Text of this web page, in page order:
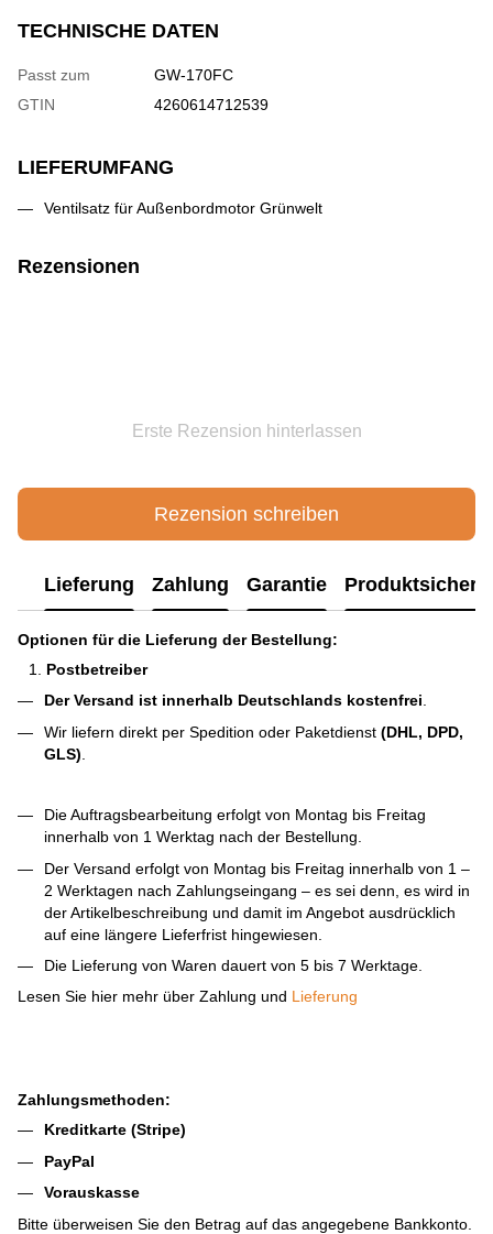
TECHNISCHE DATEN
Passt zum
GW-170FC
GTIN
4260614712539
LIEFERUMFANG
Ventilsatz für Außenbordmotor Grünwelt
Rezensionen
Erste Rezension hinterlassen
Rezension schreiben
Lieferung Zahlung Garantie
Optionen für die Lieferung der Bestellung:
Postbetreiber
Der Versand ist innerhalb Deutschlands kostenfrei.
Wir liefern direkt per Spedition oder Paketdienst (DHL, DPD,
GLS)
Die Auftragsbearbeitung erfolgt von Montag bis Freitag
innerhalb von 1 Werktag nach der Bestellung.
Der Versand erfolgt von Montag bis Freitag innerhalb von 1 –
2 Werktagen nach Zahlungseingang – es sei denn, es wird in
der Artikelbeschreibung und damit im Angebot ausdrücklich
auf eine längere Lieferfrist hingewiesen.
Die Lieferung von Waren dauert von 5 bis 7 Werktage.
Lesen Sie hier mehr über Zahlung und Lieferung
Zahlungsmethoden:
Kreditkarte (Stripe)
PayPal
Vorauskasse
Bitte überweisen Sie den Betrag auf das angegebene Bankkonto.